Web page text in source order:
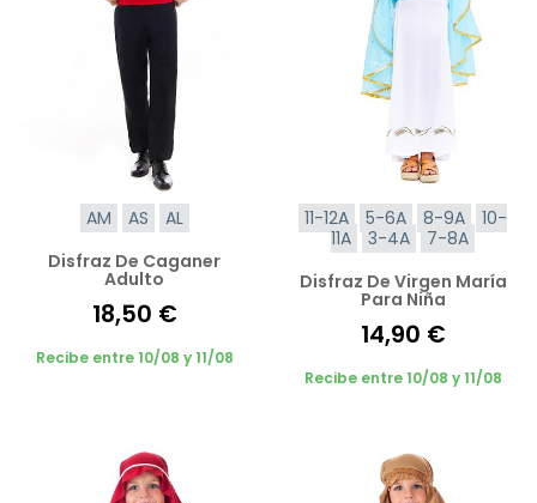
AM AS
AL
Disfraz De Caganer
Adulto
18,50 €
Recibe entre 10/08 y 11/08
11-12A 5-6A 8-9A
10-
11A
3-4A
7-8A
Disfraz De Virgen María
Para Niña
14,90 €
Recibe entre 10/08 y 11/08